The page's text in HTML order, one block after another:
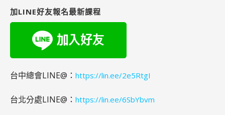
字:
加LINE好友報名最新課程
台中總會LINE@： https://lin.ee/2e5RtgI
台北分處LINE@： https://lin.ee/6SbYbvm